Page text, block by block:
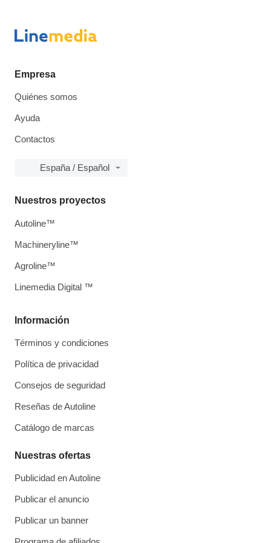
Empresa
Quiénes somos
Ayuda
Contactos
España / Español
Información
Términos y condiciones
Política de privacidad
Consejos de seguridad
Reseñas de Autoline
Catálogo de marcas
Nuestras ofertas
Publicidad en Autoline
Publicar el anuncio
Publicar un banner
Nuestros proyectos
Autoline™
Machineryline™
Agroline™
Linemedia Digital ™